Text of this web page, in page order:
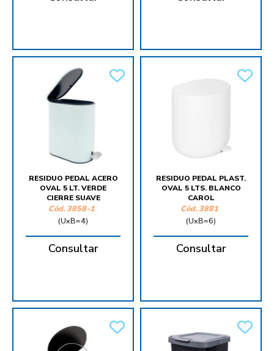
RESIDUO PEDAL ACERO
OVAL 5 LT. VERDE
CIERRE SUAVE
Cód. 3858-1
(UxB=4)
Consultar
RESIDUO PEDAL PLAST.
OVAL 5 LTS. BLANCO
CAROL
Cód. 3881
(UxB=6)
Consultar